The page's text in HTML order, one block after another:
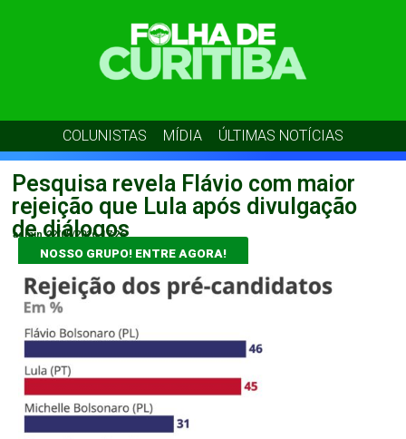
COLUNISTAS MÍDIA ÚLTIMAS NOTÍCIAS
Pesquisa revela Flávio com maior
rejeição que Lula após divulgação
de diálogos
admin 22/05/2026 17:26
NOSSO GRUPO! ENTRE AGORA!